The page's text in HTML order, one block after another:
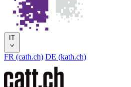
IT
FR (cath.ch) DE (kath.ch)